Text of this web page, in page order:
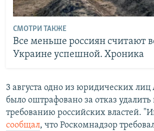
СМОТРИ ТАКЖЕ
Все меньше россиян считают
Украине успешной. Хроника
3 августа одно из юридических
было оштрафовано за отказ удалить
требованию российских властей.
сообщал, что Роскомнадзор